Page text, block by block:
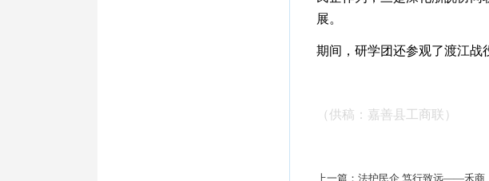
展。
期间，研学团还参观了渡江战
（供稿：嘉善县工商联）
上一篇： 法护民企 笃行致远——禾商